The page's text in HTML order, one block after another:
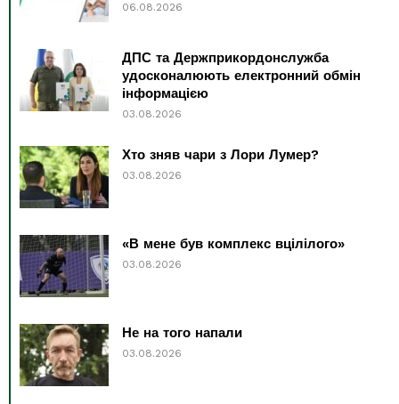
06.08.2026
ДПС та Держприкордонслужба
удосконалюють електронний обмін
інформацією
03.08.2026
Хто зняв чари з Лори Лумер?
03.08.2026
«В мене був комплекс вцілілого»
03.08.2026
Не на того напали
03.08.2026